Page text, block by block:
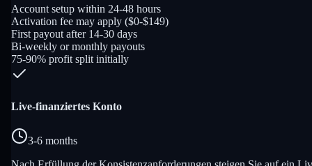
Account setup within 24-48 hours
Activation fee may apply ($0-$149)
First payout after 14-30 days
Bi-weekly or monthly payouts
75-90% profit split initially
Live-finanziertes Konto
3-6 months